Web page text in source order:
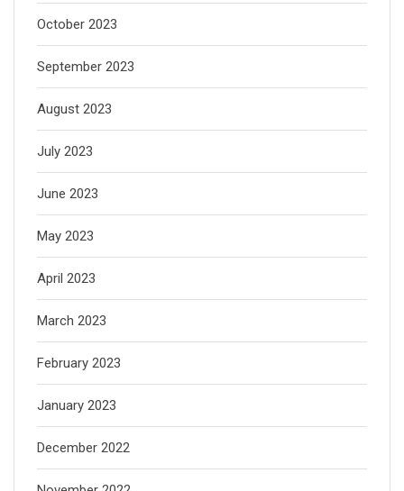
October 2023
September 2023
August 2023
July 2023
June 2023
May 2023
April 2023
March 2023
February 2023
January 2023
December 2022